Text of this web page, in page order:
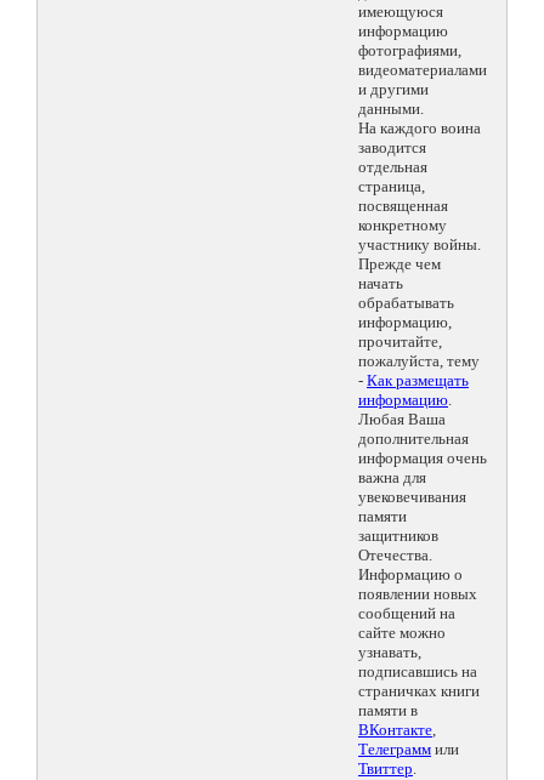
имеющуюся
информацию
фотографиями,
видеоматериалами
и другими
данными.
На каждого воина
заводится
отдельная
страница,
посвященная
конкретному
участнику войны.
Прежде чем
начать
обрабатывать
информацию,
прочитайте,
пожалуйста, тему
- Как размещать
информацию.
Любая Ваша
дополнительная
информация очень
важна для
увековечивания
памяти
защитников
Отечества.
Информацию о
появлении новых
сообщений на
сайте можно
узнавать,
подписавшись на
страничках книги
памяти в
ВКонтакте,
Телеграмм или
Твиттер.